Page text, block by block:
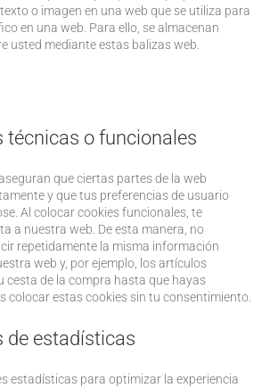
o imagen en una web que se utiliza para
en una web. Para ello, se almacenan
usted mediante estas balizas web.
técnicas o funcionales
que ciertas partes de la web
y que tus preferencias de usuario
Al colocar cookies funcionales, te
a nuestra web. De esta manera, no
repetidamente la misma información
web y, por ejemplo, los artículos
cesta de la compra hasta que hayas
colocar estas cookies sin tu consentimiento.
de estadísticas
estadísticas para optimizar la experiencia